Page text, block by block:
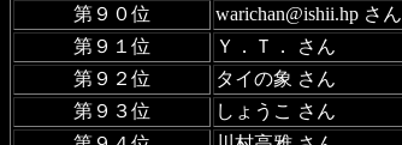
第９０位
warichan@ishii.hp さん
第９１位
Ｙ．Ｔ． さん
第９２位
タイの象 さん
第９３位
しょうこ さん